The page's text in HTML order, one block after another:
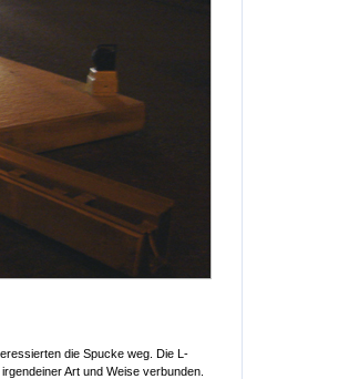
die Spucke weg. Die L-
Art und Weise verbunden.